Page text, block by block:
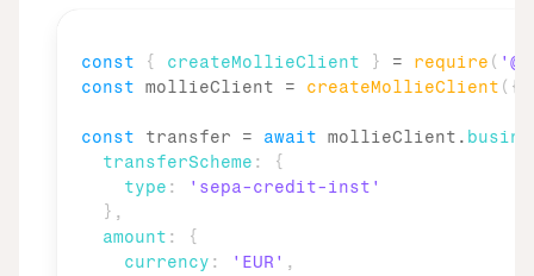
const { createMollieClient } = require (
const mollieClient = createMollieClient ( {
const transfer = await mollieClient .
transferScheme :
{
type :
'sepa-credit-inst'
} ,
amount :
{
currency : 'EUR' ,